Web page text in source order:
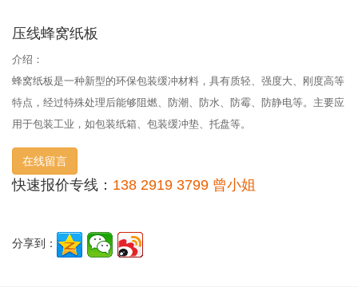
压线蜂窝纸板
介绍：
蜂窝纸板是一种新型的环保包装缓冲材料，具有质轻、强度大、刚度高等
特点，经过特殊处理后能够阻燃、防潮、防水、防霉、防静电等。主要应
用于包装工业，如包装纸箱、包装缓冲垫、托盘等。
在线留言
快速报价专线： 138 2919 3799 曾小姐
分享到：